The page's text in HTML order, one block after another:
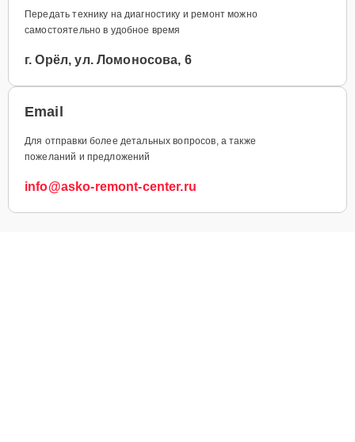
Передать технику на диагностику и ремонт можно
самостоятельно в удобное время
г. Орёл, ул. Ломоносова, 6
Email
Для отправки более детальных вопросов, а также
пожеланий и предложений
info@asko-remont-center.ru